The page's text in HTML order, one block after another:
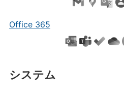
Office 365
システム